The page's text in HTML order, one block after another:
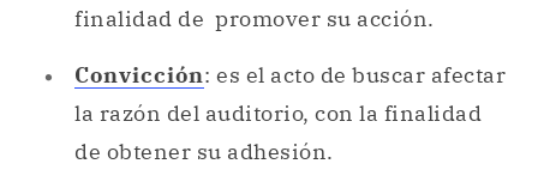
finalidad de promover su acción.
Convicción: es el acto de buscar afectar
la razón del auditorio, con la finalidad
de obtener su adhesión.